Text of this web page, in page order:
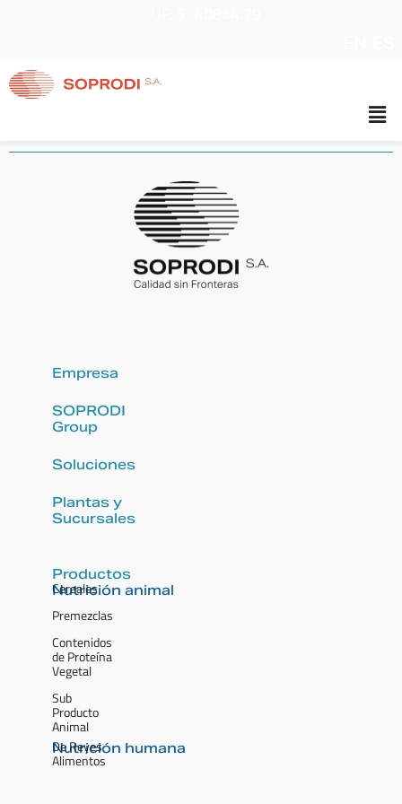
Empresa
SOPRODI
Group
Soluciones
Plantas y
Sucursales
Productos
Nutrición animal
Cereales
Premezclas
Contenidos
de Proteína
Vegetal
Sub
Producto
Animal
Nutrición humana
De Reyes
Alimentos